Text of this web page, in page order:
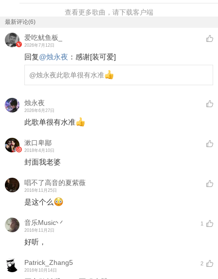
查看更多歌曲，请下载客户端
最新评论(6)
爱吃鱿鱼板_
2026年7月12日
回复@烛永夜 ： 感谢[装可爱]
@烛永夜此歌单很有水准
烛永夜
2026年6月27日
此歌单很有水准
漱口卑鄙
2018年4月10日
封面我老婆
唱不了高音的夏紫薇
2016年11月25日
是这个么
音乐Music丷
2016年11月2日
1
好听，
Patrick_Zhang5
2016年10月14日
2